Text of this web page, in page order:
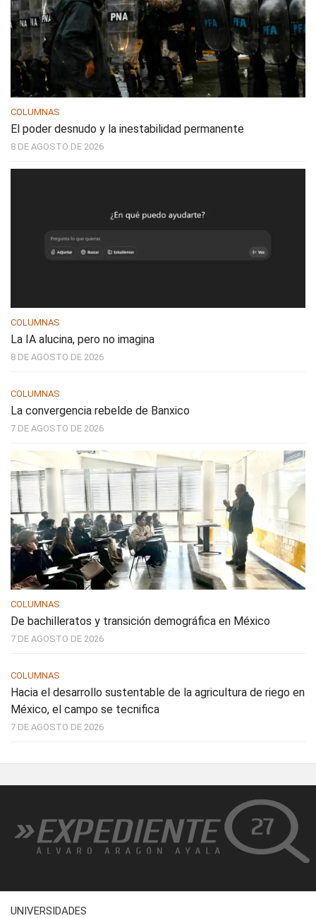
COLUMNAS
El poder desnudo y la inestabilidad permanente
8 DE AGOSTO DE 2026
COLUMNAS
La IA alucina, pero no imagina
8 DE AGOSTO DE 2026
COLUMNAS
La convergencia rebelde de Banxico
7 DE AGOSTO DE 2026
COLUMNAS
De bachilleratos y transición demográfica en México
7 DE AGOSTO DE 2026
COLUMNAS
Hacia el desarrollo sustentable de la agricultura de riego en
México, el campo se tecnifica
7 DE AGOSTO DE 2026
UNIVERSIDADES